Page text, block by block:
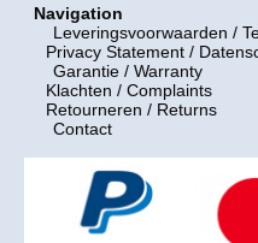
Navigation
Leveringsvoorwaarden /
Privacy Statement /
Garantie / Warranty
Klachten / Complaints
Retourneren / Returns
Contact